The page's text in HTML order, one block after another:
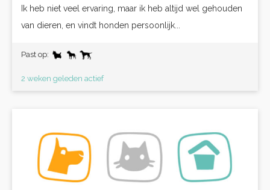
Ik heb niet veel ervaring, maar ik heb altijd wel gehouden
van dieren, en vindt honden persoonlijk...
Past op:
2 weken geleden actief